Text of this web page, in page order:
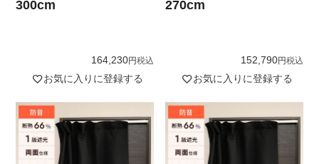
300cm
164,230 税込
お気に入りに登録する
270cm
152,790 税込
お気に入りに登録する